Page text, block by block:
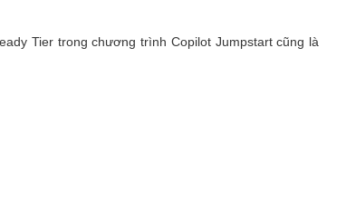
Tier trong chương trình Copilot Jumpstart cũng là